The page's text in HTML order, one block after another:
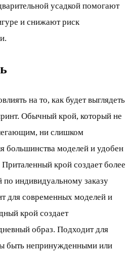
усадкой помогают
и снижают риск
на то, как будет выглядеть
Обычный крой, который не
ни слишком
большинства моделей и удобен
крой создает более
индивидуальному заказу
для современных моделей и
крой создает
образ. Подходит для
быть непринужденными или